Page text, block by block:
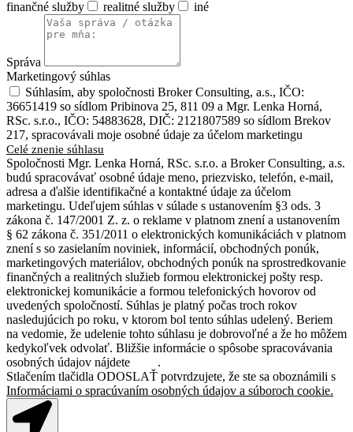
finančné služby
realitné služby iné
Správa
Marketingový súhlas
Súhlasím, aby spoločnosti Broker Consulting, a.s., IČO:
36651419 so sídlom Pribinova 25, 811 09 a Mgr. Lenka Horná,
RSc. s.r.o., IČO: 54883628, DIČ: 2121807589 so sídlom Brekov
217, spracovávali moje osobné údaje za účelom marketingu
Celé znenie súhlasu
Spoločnosti Mgr. Lenka Horná, RSc. s.r.o. a Broker Consulting, a.s.
budú spracovávať osobné údaje meno, priezvisko, telefón, e-mail,
adresa a ďalšie identifikačné a kontaktné údaje za účelom
marketingu. Udeľujem súhlas v súlade s ustanovením §3 ods. 3
zákona č. 147/2001 Z. z. o reklame v platnom znení a ustanovením
§ 62 zákona č. 351/2011 o elektronických komunikáciách v platnom
znení s so zasielaním noviniek, informácií, obchodných ponúk,
marketingových materiálov, obchodných ponúk na sprostredkovanie
finančných a realitných služieb formou elektronickej pošty resp.
elektronickej komunikácie a formou telefonických hovorov od
uvedených spoločností. Súhlas je platný počas troch rokov
nasledujúcich po roku, v ktorom bol tento súhlas udelený. Beriem
na vedomie, že udelenie tohto súhlasu je dobrovoľné a že ho môžem
kedykoľvek odvolať. Bližšie informácie o spôsobe spracovávania
osobných údajov nájdete
.
Stlačením tlačidla ODOSLAŤ potvrdzujete, že ste sa oboznámili s
Informáciami o spracúvaním osobných údajov a súboroch cookie.